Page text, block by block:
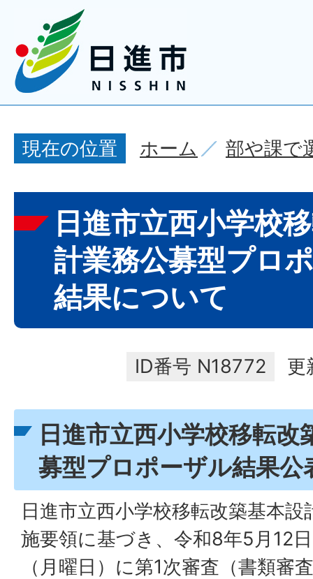
現在の位置 ホーム 部や課で
日進市立西小学校
計業務公募型プロ
結果について
ID番号 N18772 更
日進市立西小学校移転改
募型プロポーザル結果公
日進市立西小学校移転改築基本
施要領に基づき、令和8年5月12
（月曜日）に第1次審査（書類審